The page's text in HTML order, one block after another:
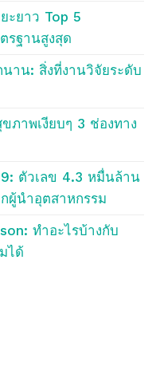
ะยาว Top 5
รฐานสูงสุด
าน: สิ่งที่งานวิจัยระดับ
ภาพเงียบๆ 3 ช่องทาง
ตัวเลข 4.3 หมื่นล้าน
ผู้นำอุตสาหกรรม
ทำอะไรบ้างกับ
ได้